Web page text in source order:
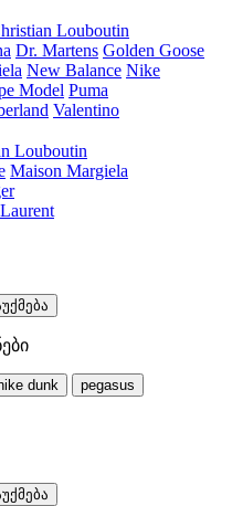
Louboutin
Dr. Martens Golden Goose
New Balance Nike
Model Puma
Valentino
Louboutin
Maison Margiela
dunk
pegasus